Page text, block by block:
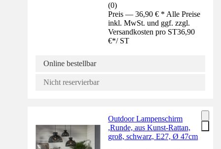
(0)
Preis — 36,90 € * Alle Preise
inkl. MwSt. und ggf. zzgl.
Versandkosten pro ST36,90
€*/ ST
Online bestellbar
Nicht reservierbar
Outdoor Lampenschirm
,Runde, aus Kunst-Rattan,
groß, schwarz, E27, Ø 47cm